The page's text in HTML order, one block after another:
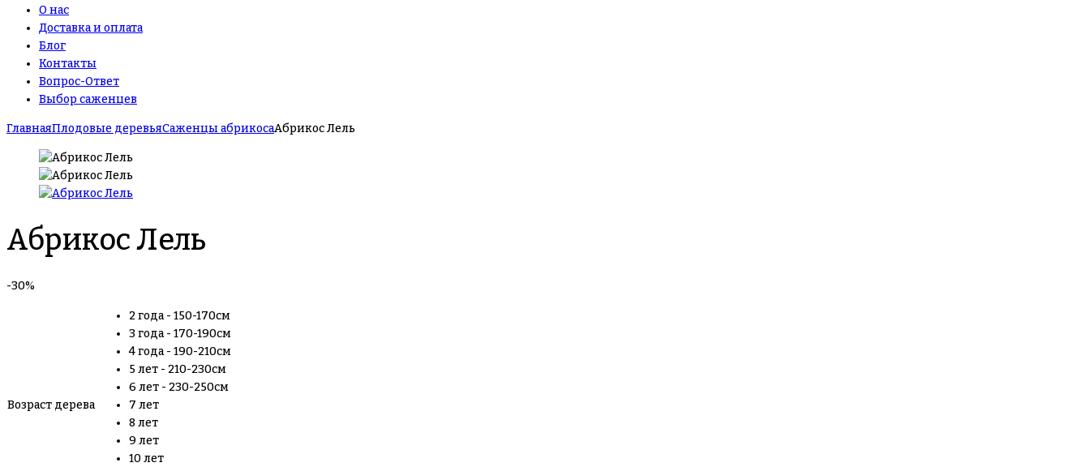
О нас
Доставка и оплата
Блог
Контакты
Вопрос-Ответ
Выбор саженцев
ГлавнаяПлодовые деревьяСаженцы абрикосаАбрикос Лель
Абрикос Лель
-30%
Возраст дерева
2 года - 150-170см
3 года - 170-190см
4 года - 190-210см
5 лет - 210-230см
6 лет - 230-250см
7 лет
8 лет
9 лет
10 лет